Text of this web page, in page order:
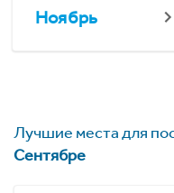
Ноябрь
Лучшие места для
Сентябре